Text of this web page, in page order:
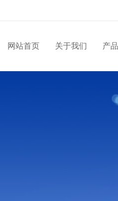
网站首页 关于我们 产